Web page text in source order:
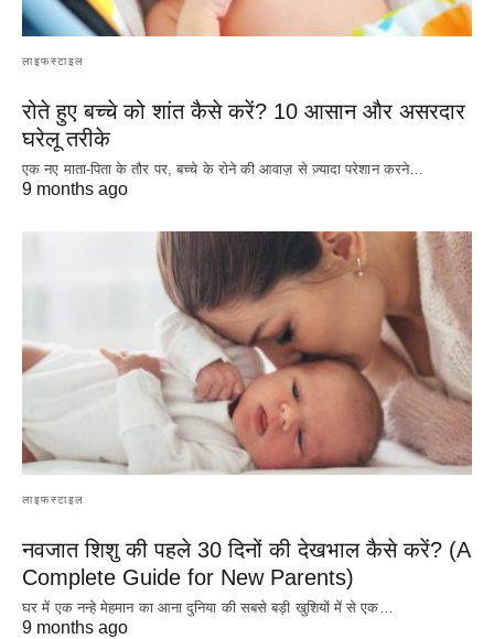
लाइफस्टाइल
रोते हुए बच्चे को शांत कैसे करें? 10 आसान और असरदार
घरेलू तरीके
एक नए माता-पिता के तौर पर, बच्चे के रोने की आवाज़ से ज़्यादा परेशान करने…
9 months ago
लाइफस्टाइल
नवजात शिशु की पहले 30 दिनों की देखभाल कैसे करें? (A
Complete Guide for New Parents)
घर में एक नन्हे मेहमान का आना दुनिया की सबसे बड़ी खुशियों में से एक…
9 months ago